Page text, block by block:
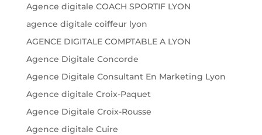
Agence digitale COACH SPORTIF LYON
agence digitale coiffeur lyon
AGENCE DIGITALE COMPTABLE A LYON
Agence Digitale Concorde
Agence Digitale Consultant En Marketing Lyon
Agence digitale Croix-Paquet
Agence Digitale Croix-Rousse
Agence digitale Cuire